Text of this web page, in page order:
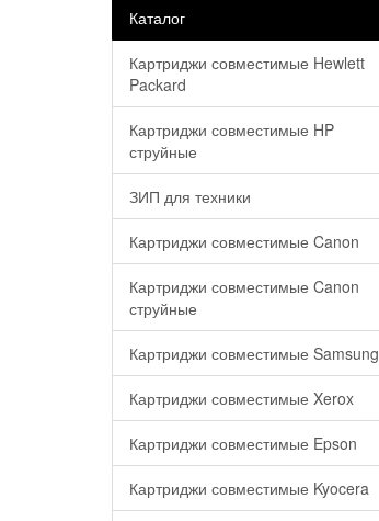
Каталог
Картриджи совместимые Hewlett
Packard
Картриджи совместимые HP
струйные
ЗИП для техники
Картриджи совместимые Canon
Картриджи совместимые Canon
струйные
Картриджи совместимые Samsung
Картриджи совместимые Xerox
Картриджи совместимые Epson
Картриджи совместимые Kyocera